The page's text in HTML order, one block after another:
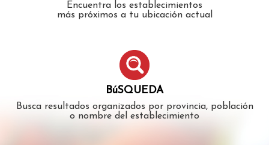
Encuentra los establecimientos
más próximos a tu ubicación actual
BúSQUEDA
Busca resultados organizados por provincia, población
o nombre del establecimiento